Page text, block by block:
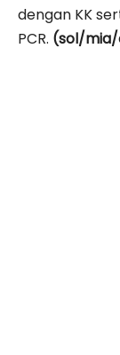
dengan KK
PCR. (sol/